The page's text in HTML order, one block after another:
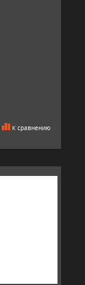
К сравнению